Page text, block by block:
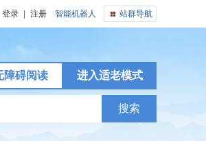
站群导航
登录 注册 智能机器人
进入适老模式
障碍阅读